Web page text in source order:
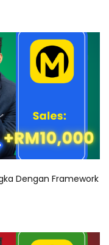
Dengan Framework